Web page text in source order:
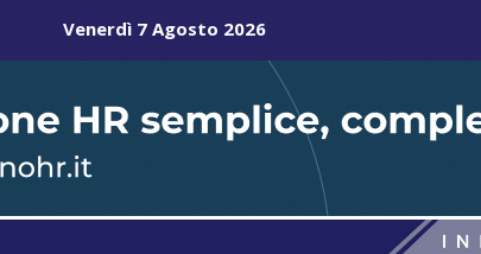
Venerdì 7 Agosto 2026